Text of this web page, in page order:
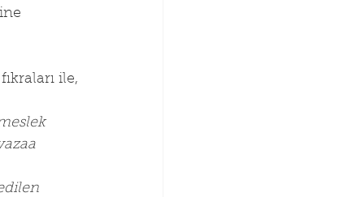
ile,